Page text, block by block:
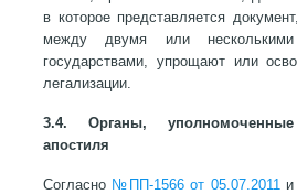
в которое представляется
между двумя или несколькими
государствами, упрощают или
легализации.
3.4. Органы,
апостиля
Согласно №ПП-1566 от 05.07.2011 и